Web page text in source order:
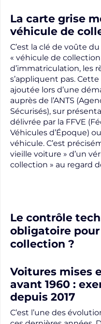
La carte grise
véhicule de
C’est la clé de voûte
« véhicule de
d’immatriculation, les
s’appliquent pas.
ajoutée lors d’une
auprès de l’ANTS
Sécurisés), sur
délivrée par la FFVE
Véhicules d’Époque)
véhicule. C’est
vieille voiture » d’un
collection » au regard
Le contrôle
obligatoire
collection ?
Voitures mises
avant 1960 :
depuis 2017
C’est l’une des